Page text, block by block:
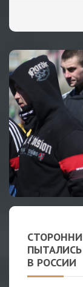
ПЫТАЛИСЬ
В РОССИИ